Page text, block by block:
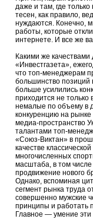
даже и там, где
тесен, как правило,
нуждаются. Конечно,
работы, которые
интернете. И все же
Какими же
«Инвестгазета»,
что топ-менеджерам
большинство позиций
больше усилились
приходится не только
немалые по объему в
конкуренцию на
медиа-пространство
талантами топ-
«Союз-Виктан» в
качестве
многочисленных
масштаба, в том
продвижение нового
Однако, вспоминая
сегмент рынка труда
совершенно мужские
принципы и работать
Главное — умение эти